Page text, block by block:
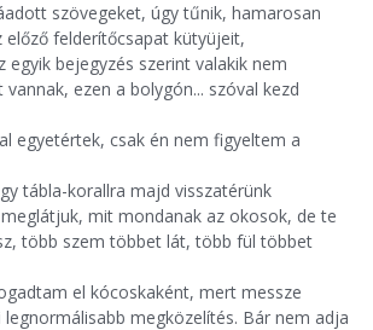
szövegeket, úgy tűnik, hamarosan
felderítőcsapat kütyüjeit,
egyik bejegyzés szerint valakik nem
ezen a bolygón... szóval kezd
egyetértek, csak én nem figyeltem a
tábla-korallra majd visszatérünk
mit mondanak az okosok, de te
több szem többet lát, több fül többet
el kócoskaként, mert messze
megközelítés. Bár nem adja